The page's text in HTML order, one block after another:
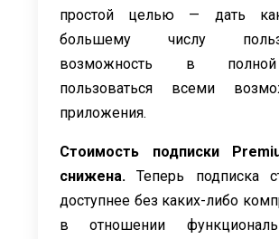
простой целью — дать
большему числу
возможность в
пользоваться всеми
приложения.
Стоимость подписки
снижена. Теперь подписка
доступнее без каких-либо
в отношении